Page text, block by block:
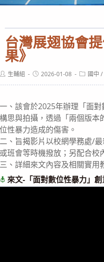
台灣展翅協會
果》
Post生輔組
Post2026-01-08
Post國中 /
一、該會於2025年辦理「面
構思與拍攝，透過「兩個版本
位性暴力造成的傷害。
二、旨揭影片以校網學務處/
或班會等時機撥放；另配合校
三、詳細來文內容及相關實用
來文-「面對數位性暴力」創